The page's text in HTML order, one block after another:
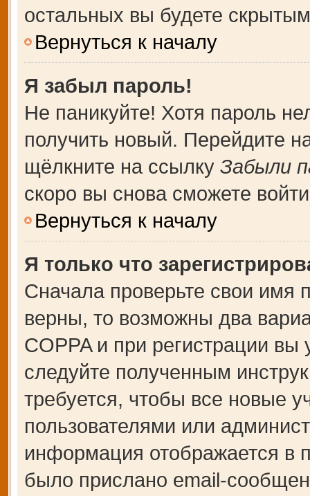
остальных вы будете
Вернуться к началу
Я забыл пароль!
Не паникуйте! Хотя пароль
получить новый. Перейдите
щёлкните на ссылку Забыли
скоро вы снова сможете
Вернуться к началу
Я только что
Сначала проверьте свои имя
верны, то возможны два
COPPA и при регистрации вы
следуйте полученным
требуется, чтобы все новые
пользователями или
информация отображается в
было прислано email-